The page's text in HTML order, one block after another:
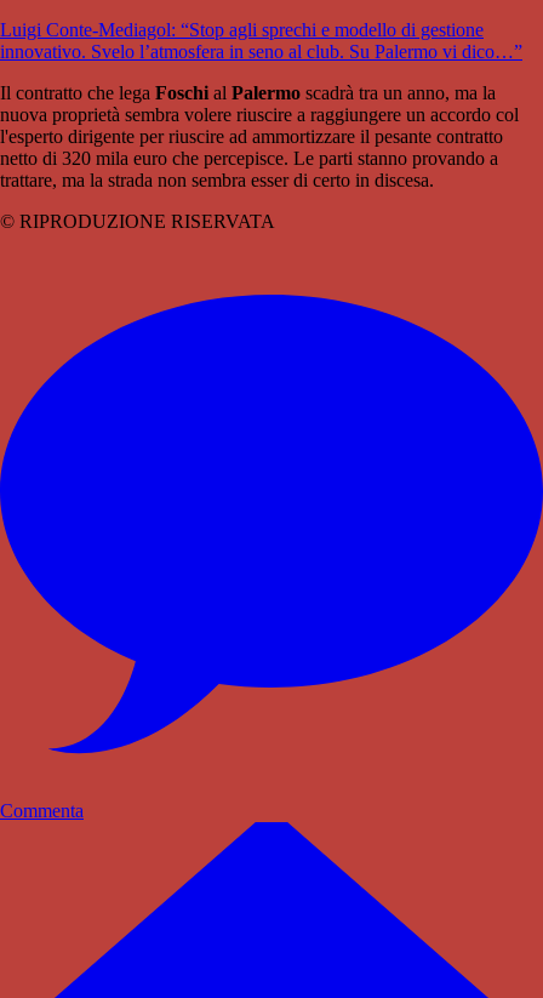
Luigi Conte-Mediagol: “Stop agli sprechi e modello di gestione
innovativo. Svelo l’atmosfera in seno al club. Su Palermo vi dico…”
Il contratto che lega Foschi al Palermo scadrà tra un anno, ma la
nuova proprietà sembra volere riuscire a raggiungere un accordo col
l'esperto dirigente per riuscire ad ammortizzare il pesante contratto
netto di 320 mila euro che percepisce. Le parti stanno provando a
trattare, ma la strada non sembra esser di certo in discesa.
© RIPRODUZIONE RISERVATA
Commenta